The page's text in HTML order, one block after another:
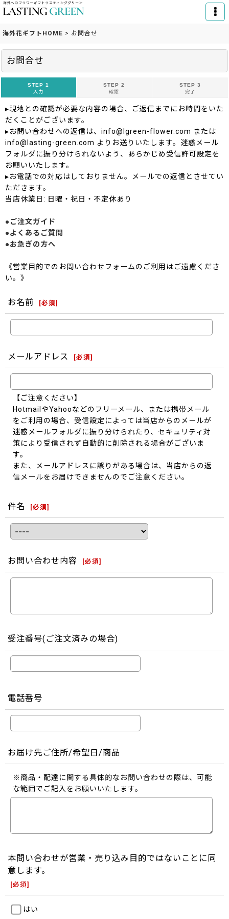
海外花ギフトHOME > お問合せ
お問合せ
STEP 1
入力
STEP 2
確認
STEP 3
完了
▸現地との確認が必要な内容の場合、ご返信までにお時間をいた
だくことがございます。
▸お問い合わせへの返信は、info@lgreen-flower.com または
info@lasting-green.com よりお送りいたします。迷惑メール
フォルダに振り分けられないよう、あらかじめ受信許可設定を
お願いいたします。
▸お電話での対応はしておりません。メールでの返信とさせてい
ただきます。
当店休業日: 日曜・祝日・不定休あり
●ご注文ガイド
●よくあるご質問
●お急ぎの方へ
《営業目的でのお問い合わせフォームのご利用はご遠慮くださ
い。》
お名前 [必須]
メールアドレス [必須]
【ご注意ください】
HotmailやYahooなどのフリーメール、または携帯メール
をご利用の場合、受信設定によっては当店からのメールが
迷惑メールフォルダに振り分けられたり、セキュリティ対
策により受信されず自動的に削除される場合がございま
す。
また、メールアドレスに誤りがある場合は、当店からの返
信メールをお届けできませんのでご注意ください。
件名 [必須]
お問い合わせ内容 [必須]
受注番号(ご注文済みの場合)
電話番号
お届け先ご住所/希望日/商品
※商品・配達に関する具体的なお問い合わせの際は、可能
な範囲でご記入をお願いいたします。
本問い合わせが営業・売り込み目的ではないことに同
意します。
[必須]
はい